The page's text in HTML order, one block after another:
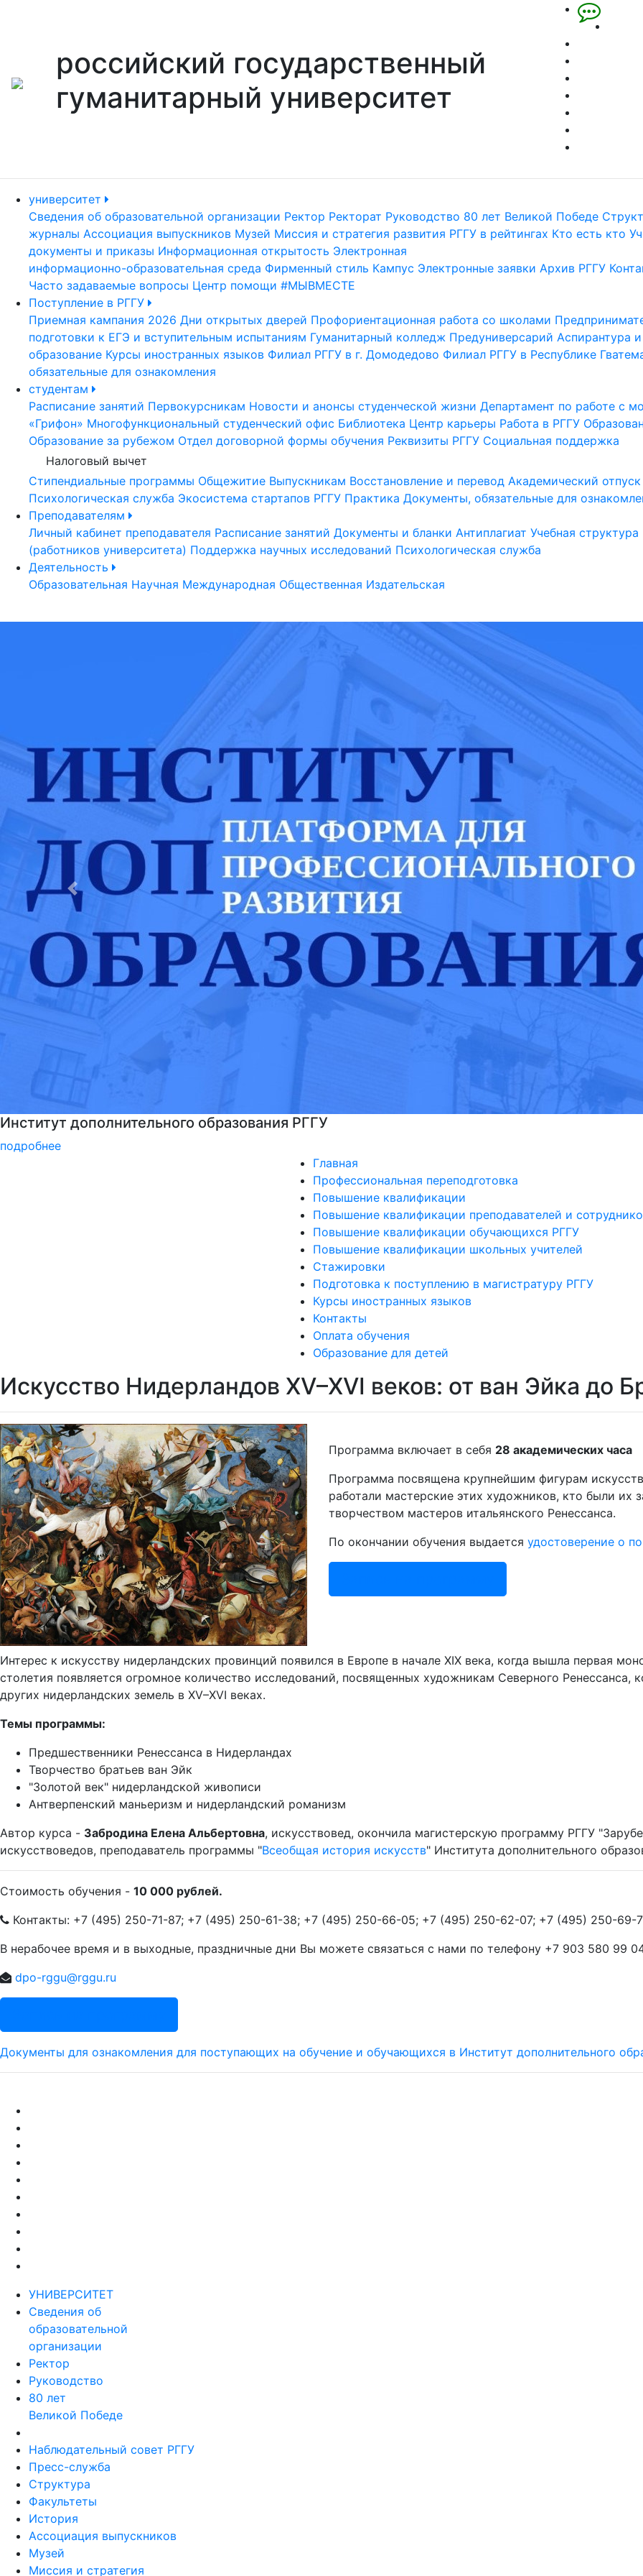
российский государственный
гуманитарный университет
университет
Сведения об образовательной организации Ректор Ректорат Руководство 80 лет Великой Победе
журналы Ассоциация выпускников Музей Миссия и стратегия развития РГГУ в рейтингах Кто есть кто
документы и приказы Информационная открытость Электронная
информационно-образовательная среда Фирменный стиль Кампус Электронные заявки Архив РГГУ
Часто задаваемые вопросы Центр помощи #МЫВМЕСТЕ
Поступление в РГГУ
Приемная кампания 2026 Дни открытых дверей Профориентационная работа со школами
подготовки к ЕГЭ и вступительным испытаниям Гуманитарный колледж Предуниверсарий Аспирантура
образование Курсы иностранных языков Филиал РГГУ в г. Домодедово Филиал РГГУ в Республике
обязательные для ознакомления
студентам
Расписание занятий Первокурсникам Новости и анонсы студенческой жизни Департамент по работе с
«Грифон» Многофункциональный студенческий офис Библиотека Центр карьеры Работа в РГГУ
Образование за рубежом Отдел договорной формы обучения Реквизиты РГГУ Социальная поддержка
Налоговый вычет
Стипендиальные программы Общежитие Выпускникам Восстановление и перевод Академический отпуск
Психологическая служба Экосистема стартапов РГГУ Практика Документы, обязательные для
Преподавателям
Личный кабинет преподавателя Расписание занятий Документы и бланки Антиплагиат Учебная структура
(работников университета) Поддержка научных исследований Психологическая служба
Деятельность
Образовательная Научная Международная Общественная Издательская
Институт дополнительного образования РГГУ
подробнее
Previous
Главная
Профессиональная переподготовка
Повышение квалификации
Повышение квалификации преподавателей и
Повышение квалификации обучающихся РГГУ
Повышение квалификации школьных учителей
Стажировки
Подготовка к поступлению в магистратуру РГГУ
Курсы иностранных языков
Контакты
Оплата обучения
Образование для детей
Искусство Нидерландов XV–XVI веков: от ван Эйка до
Программа включает в себя 28 академических часа
Программа посвящена крупнейшим фигурам
работали мастерские этих художников, кто были их
творчеством мастеров итальянского Ренессанса.
По окончании обучения выдается удостоверение о
Интерес к искусству нидерландских провинций появился в Европе в начале XIX века, когда вышла первая
столетия появляется огромное количество исследований, посвященных художникам Северного
других нидерландских земель в XV–XVI веках.
Темы программы:
Предшественники Ренессанса в Нидерландах
Творчество братьев ван Эйк
"Золотой век" нидерландской живописи
Антверпенский маньеризм и нидерландский романизм
Автор курса - Забродина Елена Альбертовна, искусствовед, окончила магистерскую программу РГГУ
искусствоведов, преподаватель программы "Всеобщая история искусств" Института дополнительного
Стоимость обучения - 10 000 рублей.
Контакты: +7 (495) 250-71-87; +7 (495) 250-61-38; +7 (495) 250-66-05; +7 (495) 250-62-07; +7 (495) 250-69-
В нерабочее время и в выходные, праздничные дни Вы можете связаться с нами по телефону +7 903 580 99
dpo-rggu@rggu.ru
Документы для ознакомления для поступающих на обучение и обучающихся в Институт дополнительного
УНИВЕРСИТЕТ
Сведения об
образовательной
организации
Ректор
Руководство
80 лет
Великой Победе
Наблюдательный совет РГГУ
Пресс-служба
Структура
Факультеты
История
Ассоциация выпускников
Музей
Миссия и стратегия